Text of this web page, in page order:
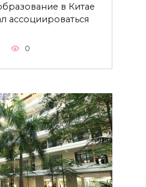
в Китае
ассоциироваться
0